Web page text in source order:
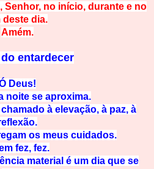
Senhor, no início, durante e no
deste dia.
Amém.
entardecer
Deus!
noite se aproxima.
à elevação, à paz, à
os meus cuidados.
fez, fez.
material é um dia que se